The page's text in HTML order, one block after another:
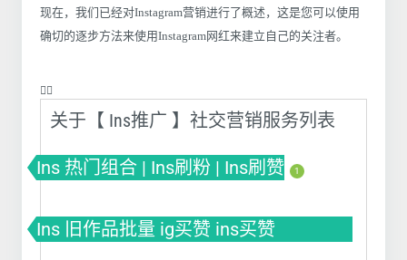
现在，我们已经对Instagram营销进行了概述，这是您可以使用
确切的逐步方法来使用Instagram网红来建立自己的关注者。
❤️‍🔥
关于【 Ins推广 】社交营销服务列表
Ins 热门组合 | Ins刷粉 | Ins刷赞 1
Ins 旧作品批量 ig买赞 ins买赞